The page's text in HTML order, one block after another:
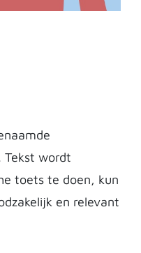
Tekst wordt
toets te doen, kun
en relevant